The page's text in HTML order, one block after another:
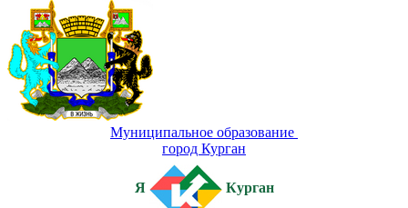
Муниципальное образование
город Курган
Я Курган